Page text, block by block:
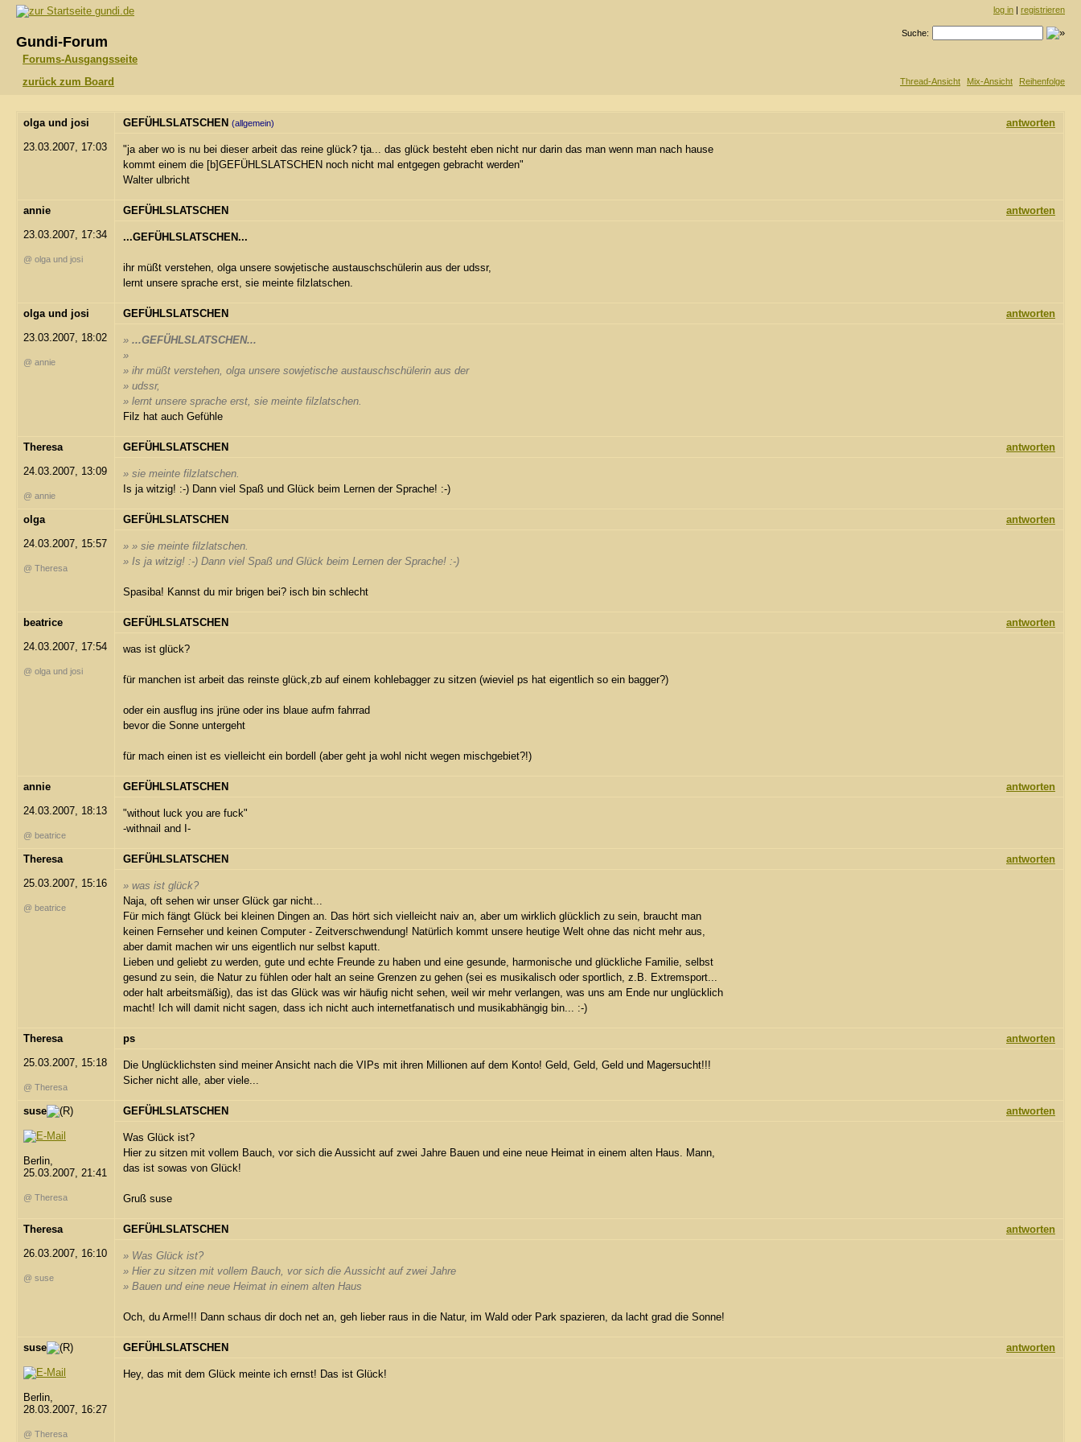
gundi.de
Gundi-Forum
Forums-Ausgangsseite
log in | registrieren
Suche:
zurück zum Board Thread-Ansicht Mix-Ansicht Reihenfolge
olga und josi
23.03.2007, 17:03
GEFÜHLSLATSCHEN (allgemein) antworten
"ja aber wo is nu bei dieser arbeit das reine glück? tja... das glück besteht eben nicht nur darin das man wenn man nach hause
kommt einem die [b]GEFÜHLSLATSCHEN noch nicht mal entgegen gebracht werden"
Walter ulbricht
annie
23.03.2007, 17:34
@ olga und josi
GEFÜHLSLATSCHEN antworten
...GEFÜHLSLATSCHEN...
ihr müßt verstehen, olga unsere sowjetische austauschschülerin aus der udssr,
lernt unsere sprache erst, sie meinte filzlatschen.
olga und josi
23.03.2007, 18:02
@ annie
GEFÜHLSLATSCHEN antworten
» ...GEFÜHLSLATSCHEN...
»
» ihr müßt verstehen, olga unsere sowjetische austauschschülerin aus der
» udssr,
» lernt unsere sprache erst, sie meinte filzlatschen.
Filz hat auch Gefühle
Theresa
24.03.2007, 13:09
@ annie
GEFÜHLSLATSCHEN antworten
» sie meinte filzlatschen.
Is ja witzig! :-) Dann viel Spaß und Glück beim Lernen der Sprache! :-)
olga
24.03.2007, 15:57
@ Theresa
GEFÜHLSLATSCHEN antworten
» » sie meinte filzlatschen.
» Is ja witzig! :-) Dann viel Spaß und Glück beim Lernen der Sprache! :-)
Spasiba! Kannst du mir brigen bei? isch bin schlecht
beatrice
24.03.2007, 17:54
@ olga und josi
GEFÜHLSLATSCHEN antworten
was ist glück?
für manchen ist arbeit das reinste glück,zb auf einem kohlebagger zu sitzen (wieviel ps hat eigentlich so ein bagger?)
oder ein ausflug ins jrüne oder ins blaue aufm fahrrad
bevor die Sonne untergeht
für mach einen ist es vielleicht ein bordell (aber geht ja wohl nicht wegen mischgebiet?!)
annie
24.03.2007, 18:13
@ beatrice
GEFÜHLSLATSCHEN antworten
"without luck you are fuck"
-withnail and I-
Theresa
25.03.2007, 15:16
@ beatrice
GEFÜHLSLATSCHEN antworten
» was ist glück?
Naja, oft sehen wir unser Glück gar nicht...
Für mich fängt Glück bei kleinen Dingen an. Das hört sich vielleicht naiv an, aber um wirklich glücklich zu sein, braucht man
keinen Fernseher und keinen Computer - Zeitverschwendung! Natürlich kommt unsere heutige Welt ohne das nicht mehr aus,
aber damit machen wir uns eigentlich nur selbst kaputt.
Lieben und geliebt zu werden, gute und echte Freunde zu haben und eine gesunde, harmonische und glückliche Familie, selbst
gesund zu sein, die Natur zu fühlen oder halt an seine Grenzen zu gehen (sei es musikalisch oder sportlich, z.B. Extremsport...
oder halt arbeitsmäßig), das ist das Glück was wir häufig nicht sehen, weil wir mehr verlangen, was uns am Ende nur unglücklich
macht! Ich will damit nicht sagen, dass ich nicht auch internetfanatisch und musikabhängig bin... :-)
Theresa
25.03.2007, 15:18
@ Theresa
ps antworten
Die Unglücklichsten sind meiner Ansicht nach die VIPs mit ihren Millionen auf dem Konto! Geld, Geld, Geld und Magersucht!!!
Sicher nicht alle, aber viele...
suse
Berlin,
25.03.2007, 21:41
@ Theresa
GEFÜHLSLATSCHEN antworten
Was Glück ist?
Hier zu sitzen mit vollem Bauch, vor sich die Aussicht auf zwei Jahre Bauen und eine neue Heimat in einem alten Haus. Mann,
das ist sowas von Glück!
Gruß suse
Theresa
26.03.2007, 16:10
@ suse
GEFÜHLSLATSCHEN antworten
» Was Glück ist?
» Hier zu sitzen mit vollem Bauch, vor sich die Aussicht auf zwei Jahre
» Bauen und eine neue Heimat in einem alten Haus
Och, du Arme!!! Dann schaus dir doch net an, geh lieber raus in die Natur, im Wald oder Park spazieren, da lacht grad die Sonne!
suse
Berlin,
28.03.2007, 16:27
@ Theresa
GEFÜHLSLATSCHEN antworten
Hey, das mit dem Glück meinte ich ernst! Das ist Glück!